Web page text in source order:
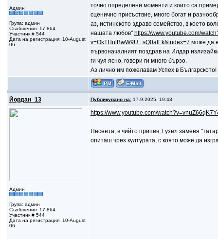
Админ
Група: админ
Съобщения: 17 864
Участник # 544
Дата на регистрация: 10-August
06
точно определени моменти и които са
сценично присъствие, много богат и
аз, истинското здраво семейство, в което
нашата любов" https://www.youtube.com/
v=OkTHulBwW9U...sQ0alFk&index=7 може да
първоначалният поздрав на Илдар
ги чуя ясно, говори ги много бързо.
Аз лично им пожелавам Успех в
Йордан_13 Публикувано на:17.9.2025, 19:43
Админ
Група: админ
Съобщения: 17 864
Участник # 544
Дата на регистрация: 10-August
06
https://www.youtube.com/
Песента, в чийто припев, Гузел заменя
опиташ чрез културата, с която може да